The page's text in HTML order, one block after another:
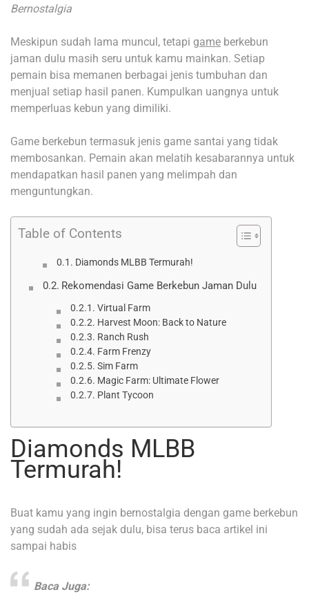
Bernostalgia
Meskipun sudah lama muncul, tetapi game berkebun
jaman dulu masih seru untuk kamu mainkan. Setiap
pemain bisa memanen berbagai jenis tumbuhan dan
menjual setiap hasil panen. Kumpulkan uangnya untuk
memperluas kebun yang dimiliki.
Game berkebun termasuk jenis game santai yang tidak
membosankan. Pemain akan melatih kesabarannya untuk
mendapatkan hasil panen yang melimpah dan
menguntungkan.
Table of Contents
Diamonds MLBB Termurah!
Rekomendasi Game Berkebun Jaman Dulu
Virtual Farm
Harvest Moon: Back to Nature
Ranch Rush
Farm Frenzy
Sim Farm
Magic Farm: Ultimate Flower
Plant Tycoon
Diamonds MLBB
Termurah!
Buat kamu yang ingin bernostalgia dengan game berkebun
yang sudah ada sejak dulu, bisa terus baca artikel ini
sampai habis
Baca Juga: